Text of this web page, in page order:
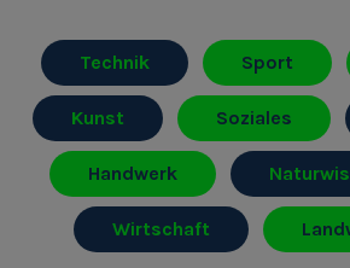
Technik Sport
Kunst Soziales
Handwerk
Wirtschaft